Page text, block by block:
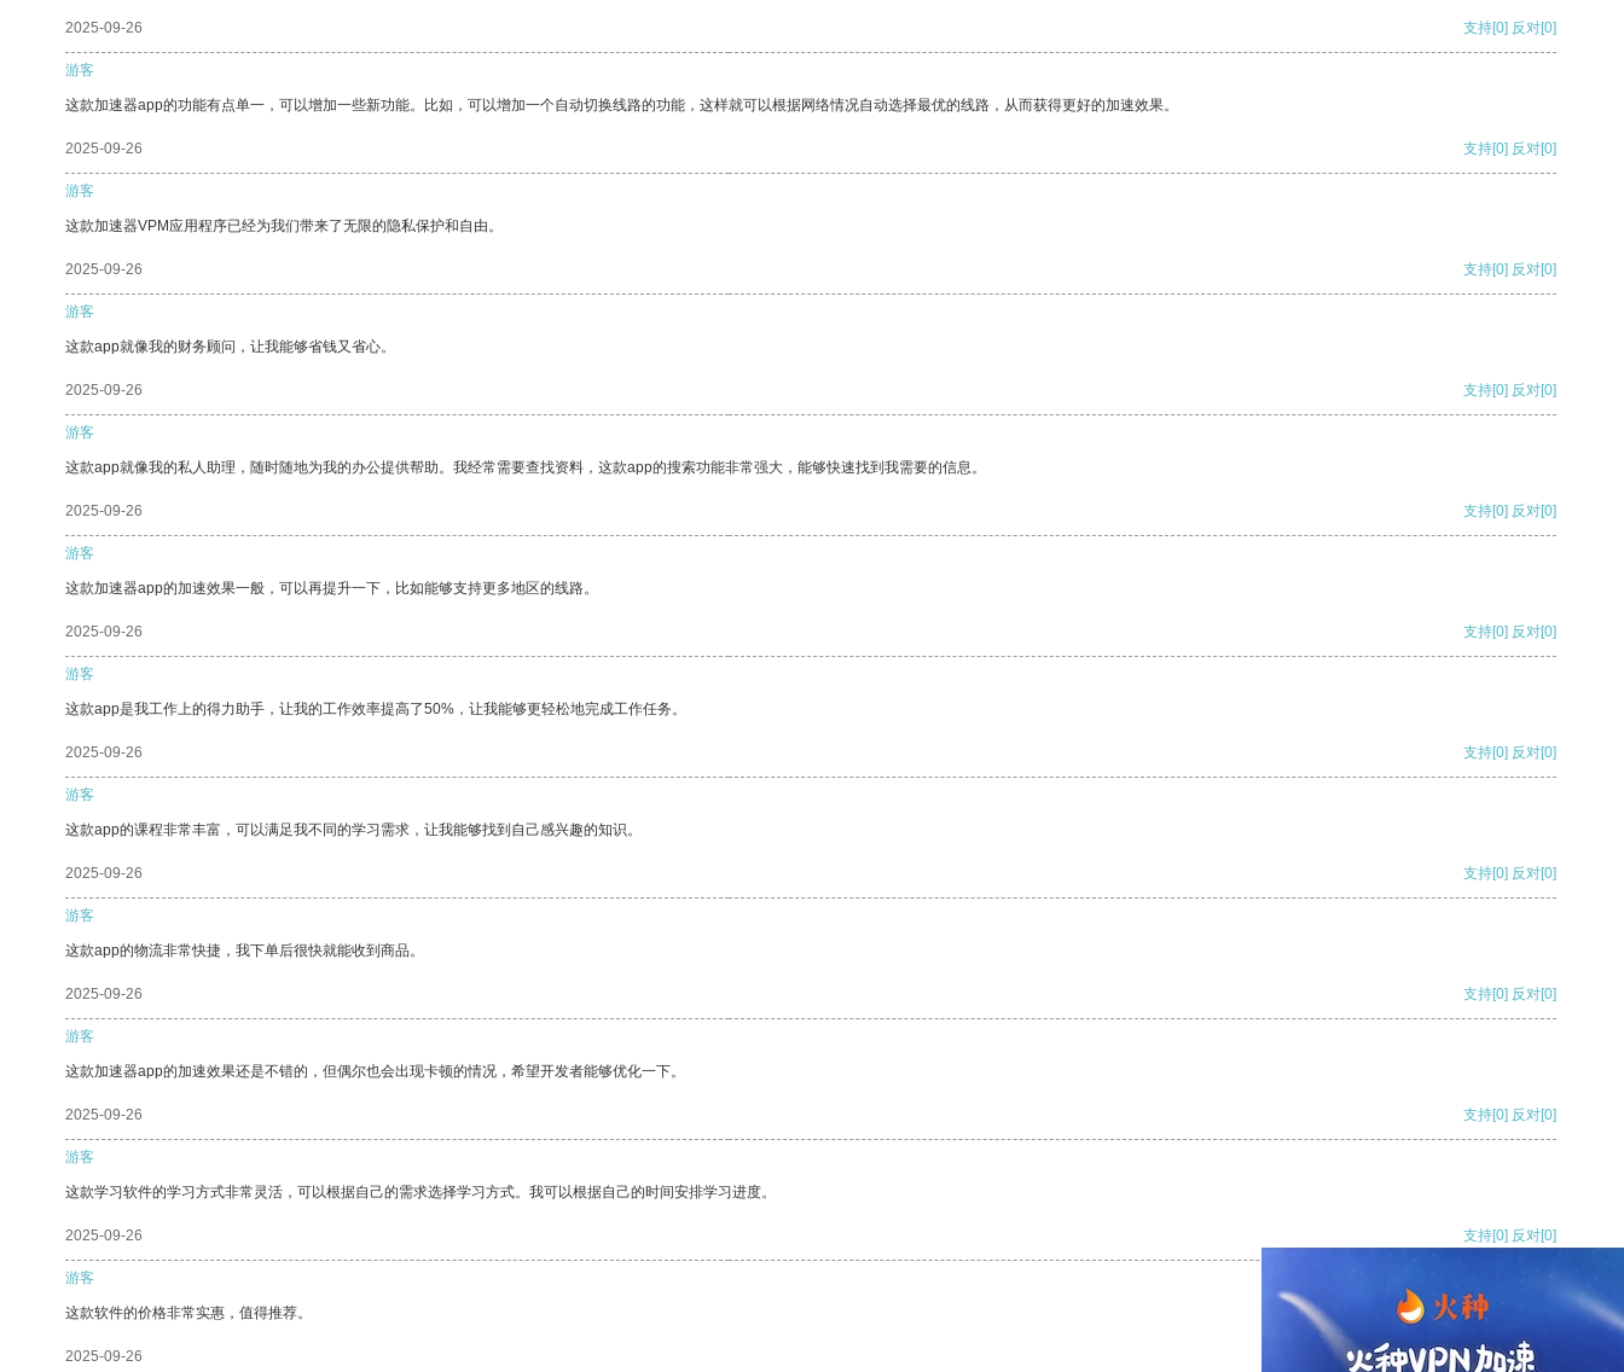
2025-09-26 支持[0] 反对[0]
游客
这款加速器app的功能有点单一，可以增加一些新功能。比如，可以增加一个自动切换线路的功能，这样就可以根据网络情况自动选择最优的线路，从而获得更好的加速效果。
2025-09-26 支持[0] 反对[0]
游客
这款加速器VPM应用程序已经为我们带来了无限的隐私保护和自由。
2025-09-26 支持[0] 反对[0]
游客
这款app就像我的财务顾问，让我能够省钱又省心。
2025-09-26 支持[0] 反对[0]
游客
这款app就像我的私人助理，随时随地为我的办公提供帮助。我经常需要查找资料，这款app的搜索功能非常强大，能够快速找到我需要的信息。
2025-09-26 支持[0] 反对[0]
游客
这款加速器app的加速效果一般，可以再提升一下，比如能够支持更多地区的线路。
2025-09-26 支持[0] 反对[0]
游客
这款app是我工作上的得力助手，让我的工作效率提高了50%，让我能够更轻松地完成工作任务。
2025-09-26 支持[0] 反对[0]
游客
这款app的课程非常丰富，可以满足我不同的学习需求，让我能够找到自己感兴趣的知识。
2025-09-26 支持[0] 反对[0]
游客
这款app的物流非常快捷，我下单后很快就能收到商品。
2025-09-26 支持[0] 反对[0]
游客
这款加速器app的加速效果还是不错的，但偶尔也会出现卡顿的情况，希望开发者能够优化一下。
2025-09-26 支持[0] 反对[0]
游客
这款学习软件的学习方式非常灵活，可以根据自己的需求选择学习方式。我可以根据自己的时间安排学习进度。
2025-09-26 支持[0] 反对[0]
游客
这款软件的价格非常实惠，值得推荐。
2025-09-26 支持[0] 反对